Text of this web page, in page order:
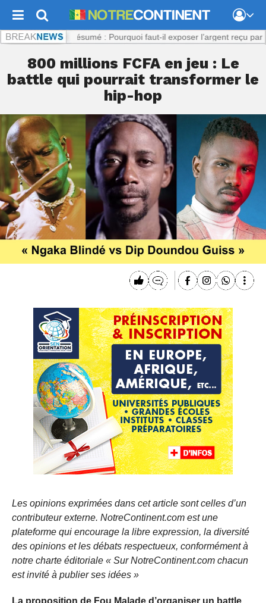
: Viol présumé : Pourquoi faut-il exposer l’argent reçu par la
800 millions FCFA en jeu : Le
battle qui pourrait transformer le
hip-hop
Les opinions exprimées dans cet article sont celles d’un
contributeur externe. NotreContinent.com est une
plateforme qui encourage la libre expression, la diversité
des opinions et les débats respectueux, conformément à
notre charte éditoriale « Sur NotreContinent.com chacun
est invité à publier ses idées »
La proposition de Fou Malade d’organiser un battle